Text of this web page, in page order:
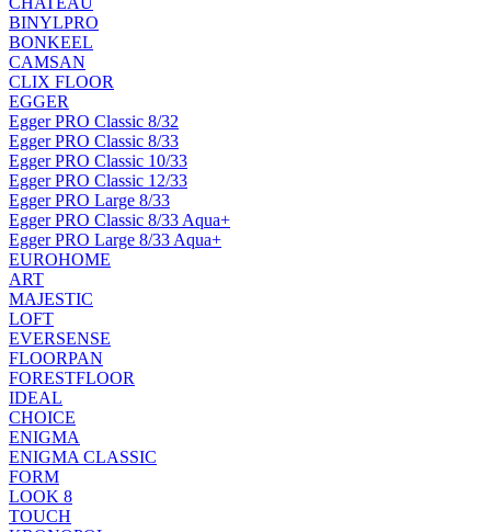
BINYLPRO
BONKEEL
CAMSAN
CLIX FLOOR
EGGER
Egger PRO Classic 8/32
Egger PRO Classic 8/33
Egger PRO Classic 10/33
Egger PRO Classic 12/33
Egger PRO Large 8/33
Egger PRO Classic 8/33 Aqua+
Egger PRO Large 8/33 Aqua+
EUROHOME
ART
MAJESTIC
LOFT
EVERSENSE
FLOORPAN
FORESTFLOOR
IDEAL
CHOICE
ENIGMA
ENIGMA CLASSIC
FORM
LOOK 8
TOUCH